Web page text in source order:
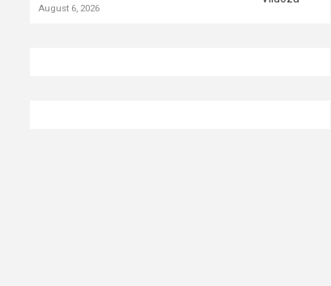
August 6, 2026